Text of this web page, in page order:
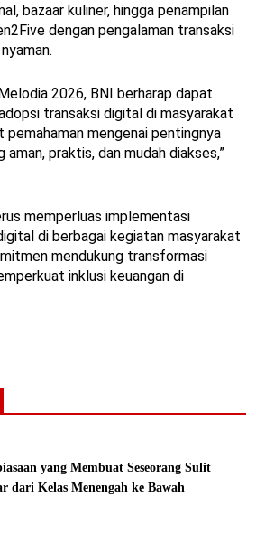
bazaar kuliner, hingga penampilan
dengan pengalaman transaksi
2026, BNI berharap dapat
transaksi digital di masyarakat
mengenai pentingnya
aman, praktis, dan mudah diakses,”
memperluas implementasi
di berbagai kegiatan masyarakat
mendukung transformasi
inklusi keuangan di
yang Membuat Seseorang Sulit
dari Kelas Menengah ke Bawah